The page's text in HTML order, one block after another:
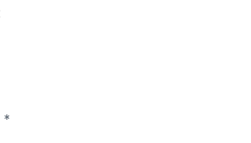
*